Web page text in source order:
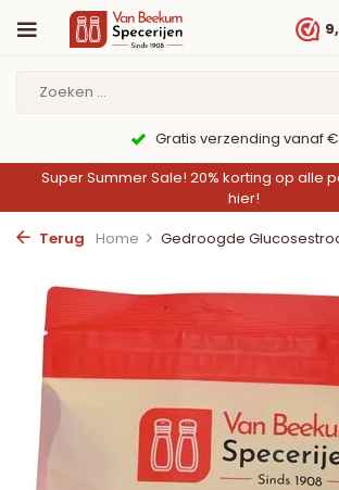
Gratis verzending vanaf
Super Summer Sale! 20% korting op alle
hier!
Terug
Home Gedroogde